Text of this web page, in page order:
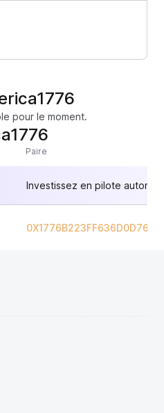
pour le moment.
Paire
Investissez en pilote